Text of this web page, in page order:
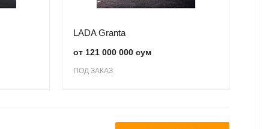
LADA Granta
от 121 000 000 сум
ПОД ЗАКАЗ